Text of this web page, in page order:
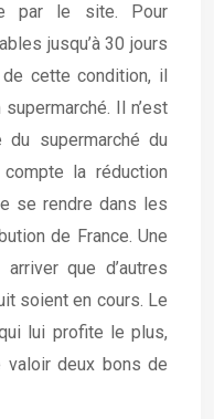
par le site. Pour
jusqu’à 30 jours
cette condition, il
Il n’est
supermarché du
la réduction
se rendre dans les
de France. Une
que d’autres
soient en cours. Le
lui profite le plus,
deux bons de